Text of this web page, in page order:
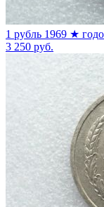
1 рубль 1969 ★
3 250 руб.